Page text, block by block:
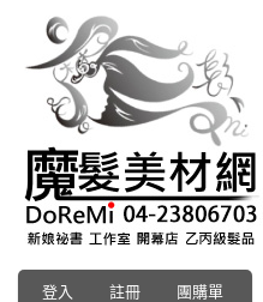
登入 註冊 團購單